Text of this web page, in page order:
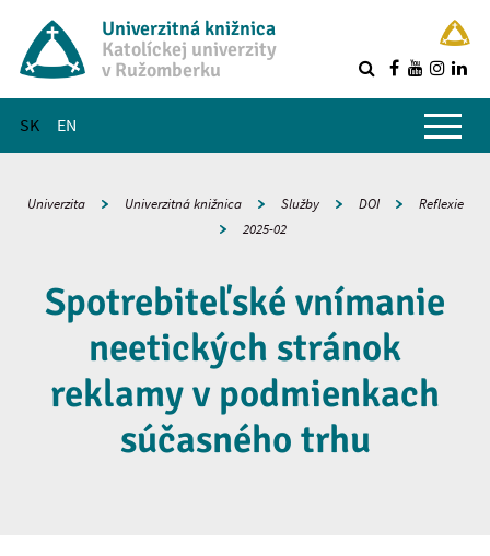
Univerzitná knižnica
Katolíckej univerzity
v Ružomberku
SK EN
Hlavné menu
Univerzita Univerzitná knižnica Služby DOI
Reflexie
2025-02
Spotrebiteľské vnímanie
neetických stránok
reklamy v podmienkach
súčasného trhu